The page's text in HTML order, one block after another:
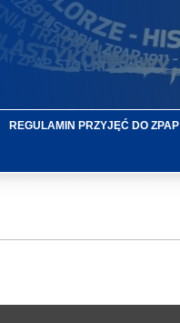
REGULAMIN PRZYJĘĆ DO ZPAP